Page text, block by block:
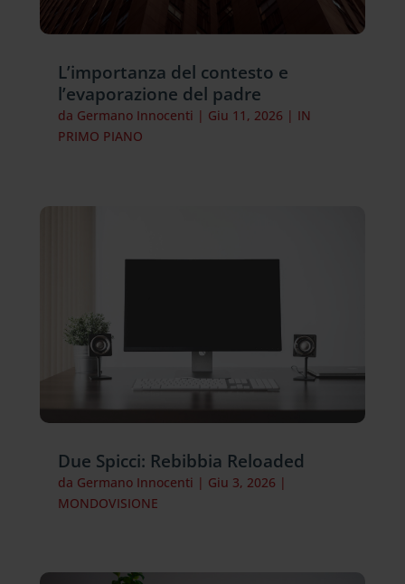
L’importanza del contesto e
l’evaporazione del padre
da Germano Innocenti | Giu 11, 2026 | IN
PRIMO PIANO
Due Spicci: Rebibbia Reloaded
da Germano Innocenti | Giu 3, 2026 |
MONDOVISIONE